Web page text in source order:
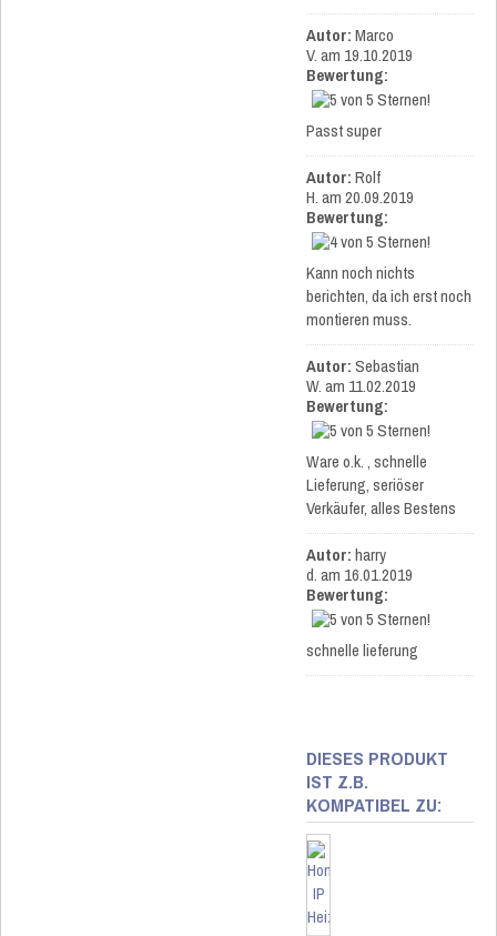
Autor:Marco
V.am 19.10.2019
Bewertung:
Passt super
Autor:Rolf
H.am 20.09.2019
Bewertung:
Kann noch nichts
berichten, da ich erst noch
montieren muss.
Autor:Sebastian
W.am 11.02.2019
Bewertung:
Ware o.k. , schnelle
Lieferung, seriöser
Verkäufer, alles Bestens
Autor:harry
d.am 16.01.2019
Bewertung:
schnelle lieferung
DIESES PRODUKT
IST Z.B.
KOMPATIBEL ZU: